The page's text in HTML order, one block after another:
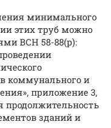
минимального
этих труб можно
ВСН 58-88(р):
коммунального и
приложение 3,
зданий и